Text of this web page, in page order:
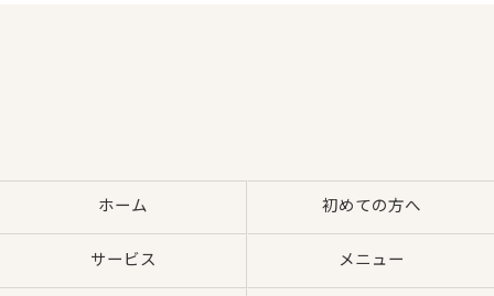
ホーム 初めての方へ
サービス メニュー